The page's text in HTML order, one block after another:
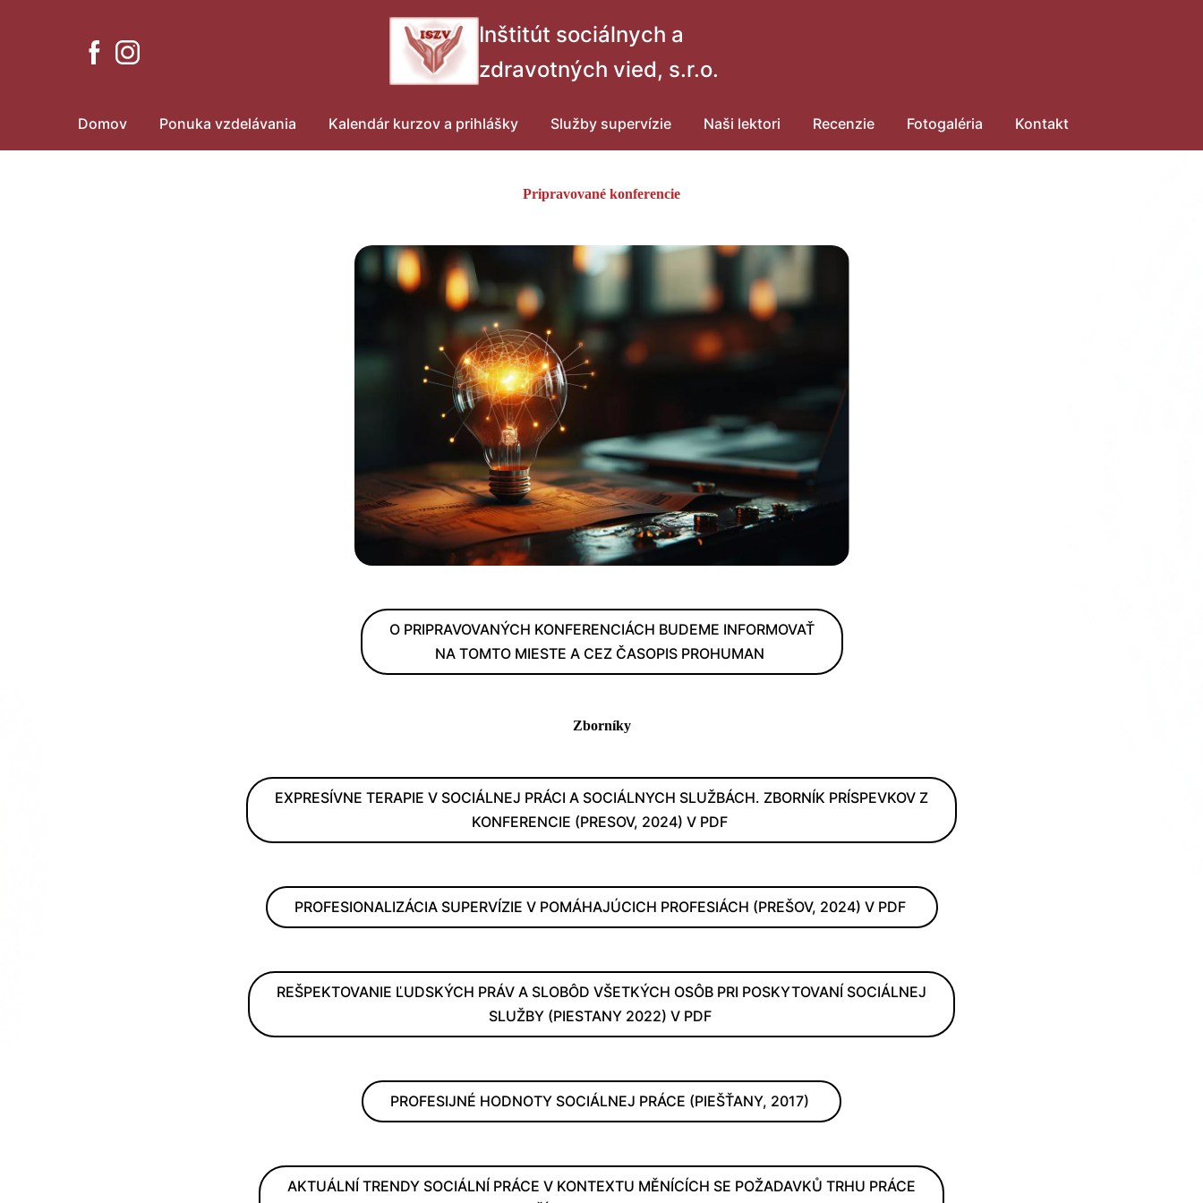
Inštitút sociálnych a
zdravotných vied, s.r.o.
Domov Ponuka vzdelávania Kalendár kurzov a prihlášky Služby supervízie Naši lektori Recenzie Fotogaléria Kontakt
Pripravované konferencie
O PRIPRAVOVANÝCH KONFERENCIÁCH BUDEME INFORMOVAŤ
NA TOMTO MIESTE A CEZ ČASOPIS PROHUMAN
Zborníky
EXPRESÍVNE TERAPIE V SOCIÁLNEJ PRÁCI A SOCIÁLNYCH SLUŽBÁCH. ZBORNÍK PRÍSPEVKOV Z
KONFERENCIE (PRESOV, 2024) V PDF
PROFESIONALIZÁCIA SUPERVÍZIE V POMÁHAJÚCICH PROFESIÁCH (PREŠOV, 2024) V PDF
REŠPEKTOVANIE ĽUDSKÝCH PRÁV A SLOBÔD VŠETKÝCH OSÔB PRI POSKYTOVANÍ SOCIÁLNEJ
SLUŽBY (PIESTANY 2022) V PDF
PROFESIJNÉ HODNOTY SOCIÁLNEJ PRÁCE (PIEŠŤANY, 2017)
AKTUÁLNÍ TRENDY SOCIÁLNÍ PRÁCE V KONTEXTU MĚNÍCÍCH SE POŽADAVKŮ TRHU PRÁCE